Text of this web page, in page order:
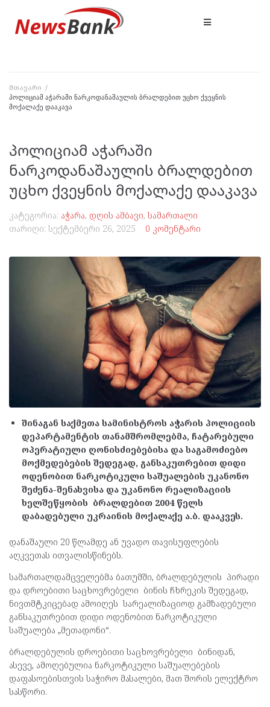
მთავარი /
პოლიციამ აჭარაში ნარკოდანაშაულის ბრალდებით უცხო ქვეყნის
მოქალაქე დააკავა
პოლიციამ აჭარაში
ნარკოდანაშაულის ბრალდებით
უცხო ქვეყნის მოქალაქე დააკავა
კატეგორია: აჭარა, დღის ამბავი, სამართალი
თარიღი: სექტემბერი 26, 2025 0 კომენტარი
შინაგან საქმეთა სამინისტროს აჭარის პოლიციის
დეპარტამენტის თანამშრომლებმა, ჩატარებული
ოპერატიული ღონისძიებებისა და საგამოძიებო
მოქმედებების შედეგად, განსაკუთრებით დიდი
ოდენობით ნარკოტიკული საშუალების უკანონო
შეძენა-შენახვისა და უკანონო რეალიზაციის
ხელშეწყობის ბრალდებით 2004 წელს
დაბადებული უკრაინის მოქალაქე ა.ბ. დააკვეს.
დანაშაული 20 წლამდე ან უვადო თავისუფლების
აღკვეთას ითვალისწინებს.
სამართალდამცველებმა ბათუმში, ბრალდებულის პირადი
და დროებითი საცხოვრებელი ბინის ჩხრეკის შედეგად,
ნივთმტკიცებად ამოიღეს სარეალიზაციოდ გამზადებული
განსაკუთრებით დიდი ოდენობით ნარკოტიკული
საშუალება „მეთადონი“.
ბრალდებულის დროებითი საცხოვრებელი ბინიდან,
ასევე, ამოღებულია ნარკოტიკული საშუალებების
დაფასოებისთვის საჭირო მასალები, მათ შორის ელექტრო
სასწორი.